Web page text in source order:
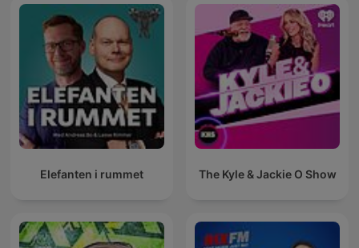
Elefanten i rummet The Kyle & Jackie O Show